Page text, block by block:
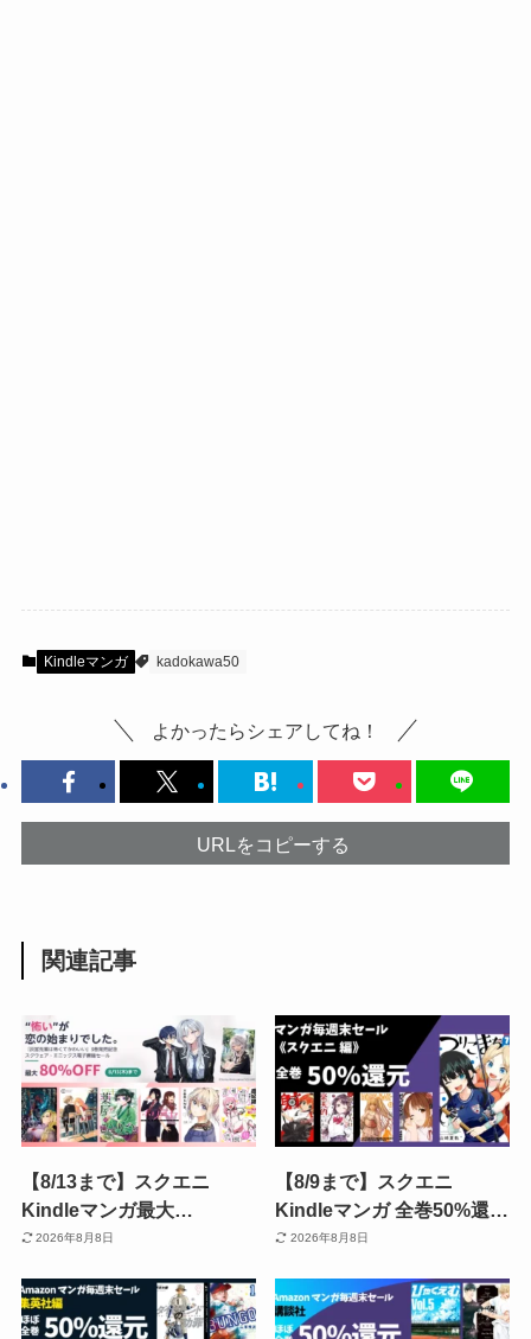
Kindleマンガ kadokawa50
よかったらシェアしてね！
URLをコピーする
関連記事
【8/13まで】スクエニ
Kindleマンガ最大
50％OFF、『灰宮先輩は怖
念！『薬屋のひとりごと』
『ホリミヤ』など人気作も
2026年8月8日
【8/9まで】スクエニ
Kindleマンガ 全巻50%還元
《Amazonマンガ毎週末セ
るぶる／BAMBOO BLADE
／野球少女鷲尾
2026年8月8日